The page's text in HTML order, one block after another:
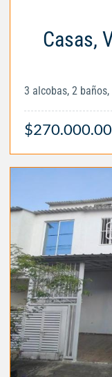
Casas,
3 alcobas, 2